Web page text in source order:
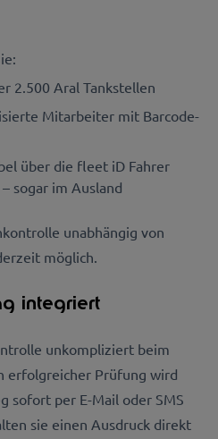
2.500 Aral Tankstellen
Mitarbeiter mit Barcode-
über die fleet iD Fahrer
sogar im Ausland
unabhängig von
möglich.
integriert
unkompliziert beim
erfolgreicher Prüfung wird
sofort per E-Mail oder SMS
sie einen Ausdruck direkt